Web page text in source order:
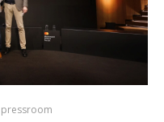
pressroom